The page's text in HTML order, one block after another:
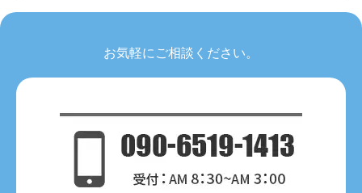
お気軽にご相談ください。